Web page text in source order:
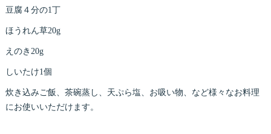
豆腐４分の1丁
ほうれん草20g
えのき20g
しいたけ1個
炊き込みご飯、茶碗蒸し、天ぷら塩、お吸い物、など様々なお料理
にお使いいただけます。